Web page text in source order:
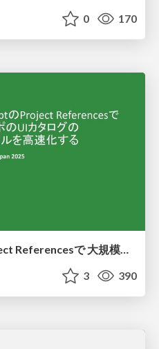
0 170
ViteとTypeScriptのProject Referencesで 大規模モノレポのUIカタログのリリースサイクルを高速化する
3 390